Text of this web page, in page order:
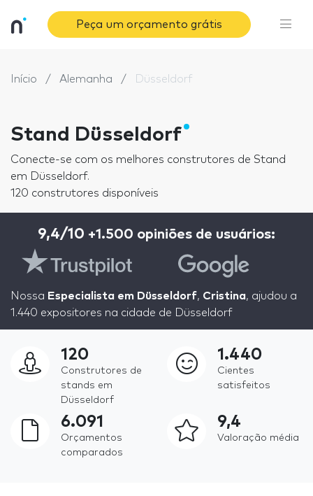
Peça um orçamento grátis
Início Alemanha Düsseldorf
Stand Düsseldorf
Conecte-se com os melhores construtores de Stand
em Düsseldorf.
120 construtores disponíveis
9,4/10 +1.500 opiniões de usuários:
Nossa Especialista em Düsseldorf, Cristina, ajudou a
1.440 expositores na cidade de Düsseldorf
120
Construtores de
stands em
Düsseldorf
1.440
Cientes
satisfeitos
6.091
Orçamentos
comparados
9,4
Valoração média